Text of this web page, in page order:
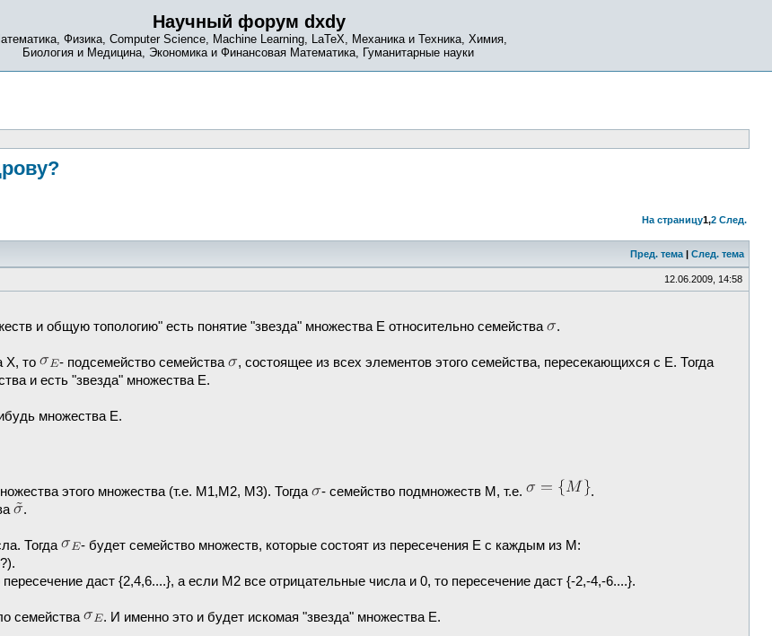
Научный форум dxdy
Физика, Computer Science, Machine Learning, LaTeX, Механика и Техника, Химия,
Биология и Медицина, Экономика и Финансовая Математика, Гуманитарные науки
На страницу1,2 След.
Пред. тема | След. тема
12.06.2009, 14:58
и общую топологию" есть понятие "звезда" множества E относительно семейства
.
X, то - подсемейство семейства
, состоящее из всех элементов этого семейства, пересекающихся с E. Тогда
и есть "звезда" множества Е.
множества Е.
этого множества (т.е. M1,M2, M3). Тогда - cемейство подмножеств М, т.е.
.
.
Тогда
- будет семейство множеств, которые состоят из пересечения E c каждым из М:
даст {2,4,6....}, а если M2 все отрицательные числа и 0, то пересечение даст {-2,-4,-6....}.
семейства . И именно это и будет искомая "звезда" множества E.